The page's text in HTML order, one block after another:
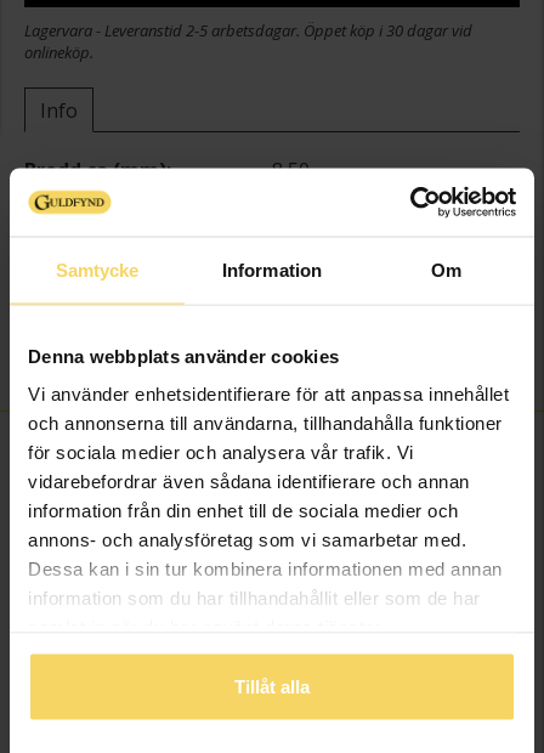
Samtycke Information Om
Denna webbplats använder cookies
Vi använder enhetsidentifierare för att anpassa innehållet
och annonserna till användarna, tillhandahålla funktioner
för sociala medier och analysera vår trafik. Vi
vidarebefordrar även sådana identifierare och annan
information från din enhet till de sociala medier och
annons- och analysföretag som vi samarbetar med.
Dessa kan i sin tur kombinera informationen med annan
information som du har tillhandahållit eller som de har
Tillåt alla
Lagervara - Leveranstid 2-5 arbetsdagar. Öppet köp i 30 dagar vid
onlineköp.
Info
Bredd ca (mm)
8,50
Längd ca (cm)
Material
Guld
Ädelmetall
Vikt ca (gram)
0,50
FINNS OCKSÅ SOM